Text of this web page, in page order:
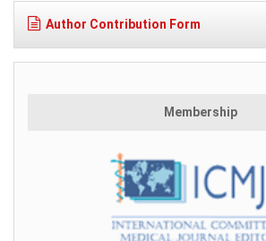
Author Contribution Form
Membership